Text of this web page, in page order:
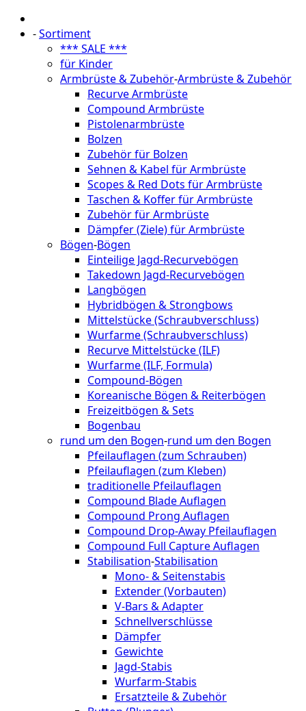
-Sortiment
*** SALE ***
für Kinder
Armbrüste & Zubehör-Armbrüste & Zubehör
Recurve Armbrüste
Compound Armbrüste
Pistolenarmbrüste
Bolzen
Zubehör für Bolzen
Sehnen & Kabel für Armbrüste
Scopes & Red Dots für Armbrüste
Taschen & Koffer für Armbrüste
Zubehör für Armbrüste
Dämpfer (Ziele) für Armbrüste
Bögen-Bögen
Einteilige Jagd-Recurvebögen
Takedown Jagd-Recurvebögen
Langbögen
Hybridbögen & Strongbows
Mittelstücke (Schraubverschluss)
Wurfarme (Schraubverschluss)
Recurve Mittelstücke (ILF)
Wurfarme (ILF, Formula)
Compound-Bögen
Koreanische Bögen & Reiterbögen
Freizeitbögen & Sets
Bogenbau
rund um den Bogen-rund um den Bogen
Pfeilauflagen (zum Schrauben)
Pfeilauflagen (zum Kleben)
traditionelle Pfeilauflagen
Compound Blade Auflagen
Compound Prong Auflagen
Compound Drop-Away Pfeilauflagen
Compound Full Capture Auflagen
Stabilisation-Stabilisation
Mono- & Seitenstabis
Extender (Vorbauten)
V-Bars & Adapter
Schnellverschlüsse
Dämpfer
Gewichte
Jagd-Stabis
Wurfarm-Stabis
Ersatzteile & Zubehör